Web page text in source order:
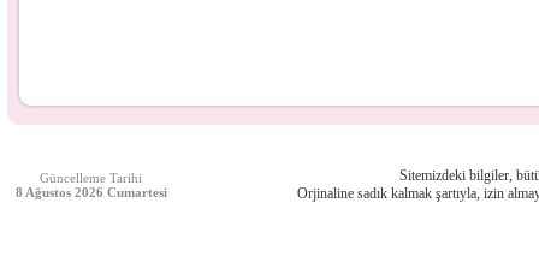
Güncelleme Tarihi
8 Ağustos 2026 Cumartesi
Sitemizdeki bilgiler,
Orjinaline sadık kalmak şartıyla, izin